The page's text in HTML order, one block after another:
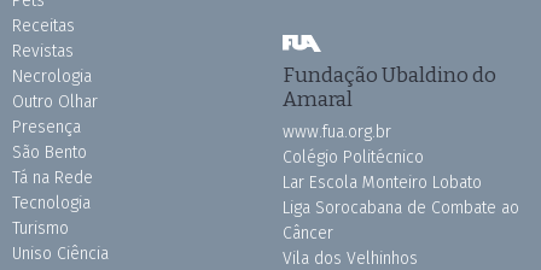
Receitas
Revistas
Necrologia
Outro Olhar
Presença
São Bento
Tá na Rede
Tecnologia
Turismo
Uniso Ciência
Fundação Ubaldino do
Amaral
www.fua.org.br
Colégio Politécnico
Lar Escola Monteiro Lobato
Liga Sorocabana de Combate ao
Câncer
Vila dos Velhinhos